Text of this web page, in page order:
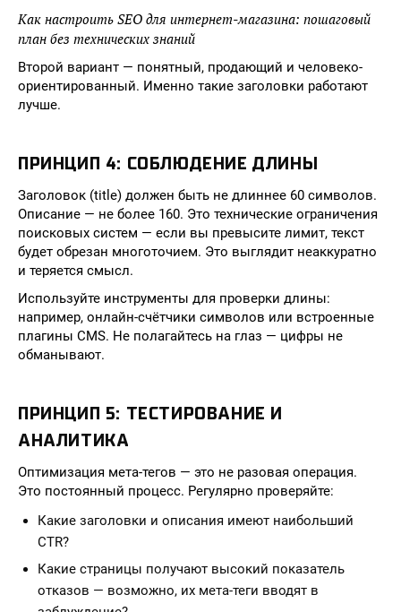
Как настроить SEO для интернет-магазина: пошаговый
план без технических знаний
Второй вариант — понятный, продающий и человеко-
ориентированный. Именно такие заголовки работают
лучше.
ПРИНЦИП 4: СОБЛЮДЕНИЕ ДЛИНЫ
Заголовок (title) должен быть не длиннее 60 символов.
Описание — не более 160. Это технические ограничения
поисковых систем — если вы превысите лимит, текст
будет обрезан многоточием. Это выглядит неаккуратно
и теряется смысл.
Используйте инструменты для проверки длины:
например, онлайн-счётчики символов или встроенные
плагины CMS. Не полагайтесь на глаз — цифры не
обманывают.
ПРИНЦИП 5: ТЕСТИРОВАНИЕ И
АНАЛИТИКА
Оптимизация мета-тегов — это не разовая операция.
Это постоянный процесс. Регулярно проверяйте:
Какие заголовки и описания имеют наибольший
CTR?
Какие страницы получают высокий показатель
отказов — возможно, их мета-теги вводят в